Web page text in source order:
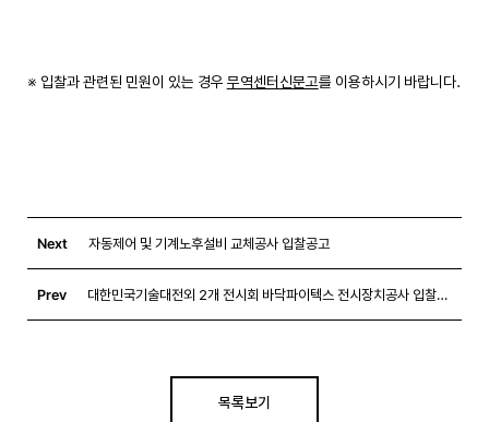
※ 입찰과 관련된 민원이 있는 경우 무역센터신문고를 이용하시기 바랍니다.
Next 자동제어 및 기계노후설비 교체공사 입찰공고
Prev 대한민국기술대전외 2개 전시회 바닥파이텍스 전시장치공사 입찰공고
목록보기